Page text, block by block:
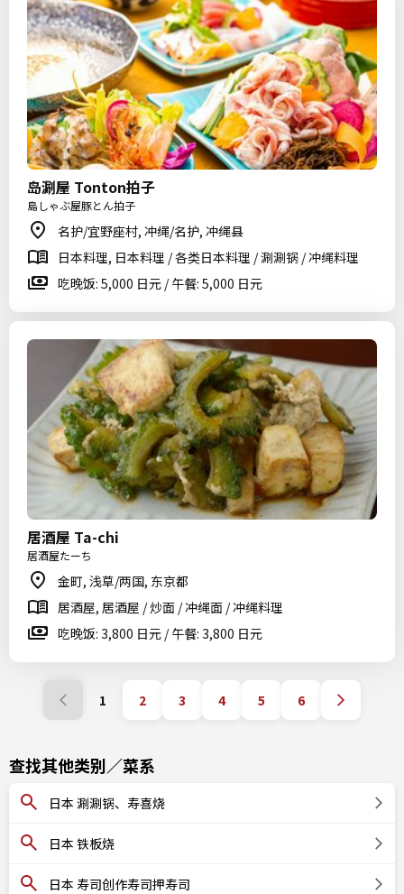
岛涮屋 Tonton拍子
島しゃぶ屋豚とん拍子
名护/宜野座村, 冲绳/名护, 冲绳县
日本料理, 日本料理 / 各类日本料理 / 涮涮锅 / 冲绳料理
吃晚饭: 5,000 日元 / 午餐: 5,000 日元
居酒屋 Ta-chi
居酒屋たーち
金町, 浅草/两国, 东京都
居酒屋, 居酒屋 / 炒面 / 冲绳面 / 冲绳料理
吃晚饭: 3,800 日元 / 午餐: 3,800 日元
1 2 3 4 5 6
查找其他类别／菜系
日本 涮涮锅、寿喜烧
日本 铁板烧
日本 寿司创作寿司押寿司